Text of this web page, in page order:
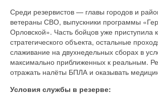
Среди резервистов — главы городов и
ветераны СВО, выпускники программы
Орловской». Часть бойцов уже приступила
стратегического объекта, остальные
слаживание на двухнедельных сборах в
максимально приближенных к реальным.
отражать налёты БПЛА и оказывать
Условия службы в резерве: